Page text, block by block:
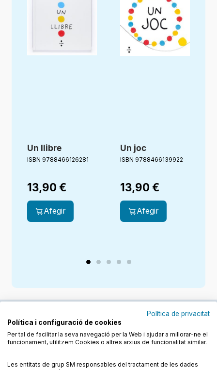
Un llibre
ISBN 9788466126281
13,90 €
Afegir
Un joc
ISBN 9788466139922
13,90 €
Afegir
Política de privacitat
Política i configuració de cookies
Per tal de facilitar la seva navegació per la Web i ajudar a millorar-ne el
funcionament, utilitzem Cookies o altres arxius de funcionalitat similar.
Les entitats de grup SM responsables del tractament de les dades